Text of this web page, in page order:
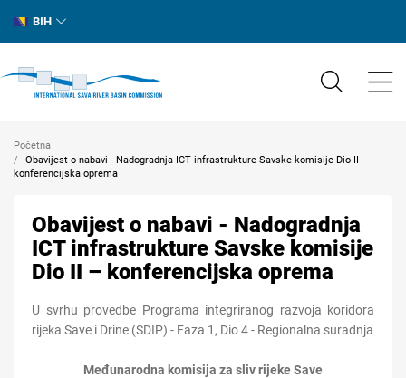
BIH
Početna
Obavijest o nabavi - Nadogradnja ICT infrastrukture Savske komisije Dio II –
konferencijska oprema
Obavijest o nabavi - Nadogradnja
ICT infrastrukture Savske komisije
Dio II – konferencijska oprema
U svrhu provedbe Programa integriranog razvoja koridora
rijeka Save i Drine (SDIP) - Faza 1, Dio 4 - Regionalna suradnja
Međunarodna komisija za sliv rijeke Save